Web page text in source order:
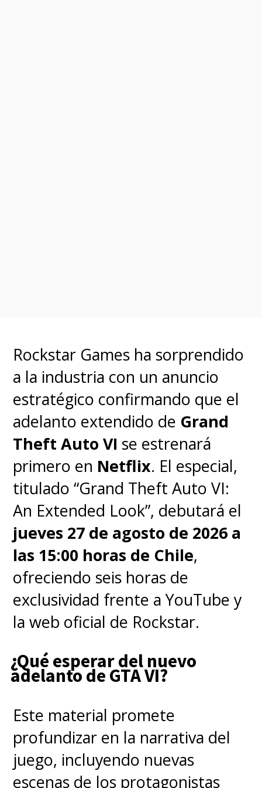
Cobra, en esta nueva
temporada, la cual también
confirmó a Katey Sagalcomo
la doctora Kureha y a Mark
Harelikcomo elDr. Hiriluk
sumanJoe
Manganiello comoMr. 0 y Lera
Abovacomo Miss All Sunday,
personajes claves de Baroque
Works, la organización criminal
que será clave en la Saga de
Alabasta.
nuestra reseña
enSuperGeekdestacamos
Piece, con su primera
temporada, logró ser "una
digna adaptación de la obra
de Oda al justificar su
Rockstar Games ha sorprendido
a la industria con un anuncio
estratégico confirmando que el
adelanto extendido de Grand
Theft Auto VI se estrenará
primero en Netflix. El especial,
titulado “Grand Theft Auto VI:
An Extended Look”, debutará el
jueves 27 de agosto de 2026 a
las 15:00 horas de Chile,
ofreciendo seis horas de
exclusividad frente a YouTube y
la web oficial de Rockstar.
¿Qué esperar del nuevo
adelanto de GTA VI?
Este material promete
profundizar en la narrativa del
juego, incluyendo nuevas
escenas de los protagonistas